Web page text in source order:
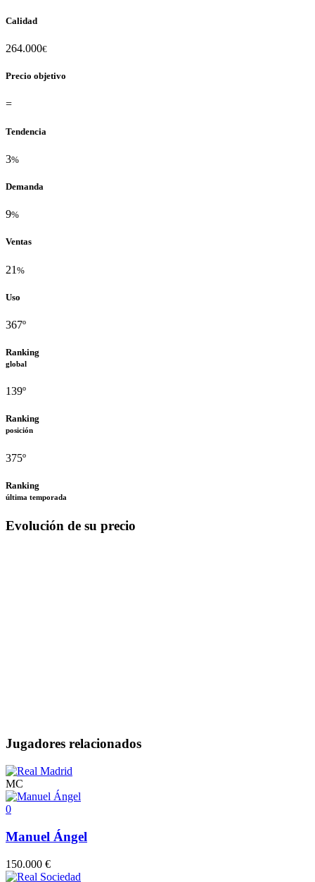
Calidad
264.000€
Precio objetivo
=
Tendencia
3%
Demanda
9%
Ventas
21 %
Uso
367º
Ranking
global
139º
Ranking
posición
375º
Ranking
última temporada
Evolución de su precio
Jugadores relacionados
MC
0
Manuel Ángel
150.000 €